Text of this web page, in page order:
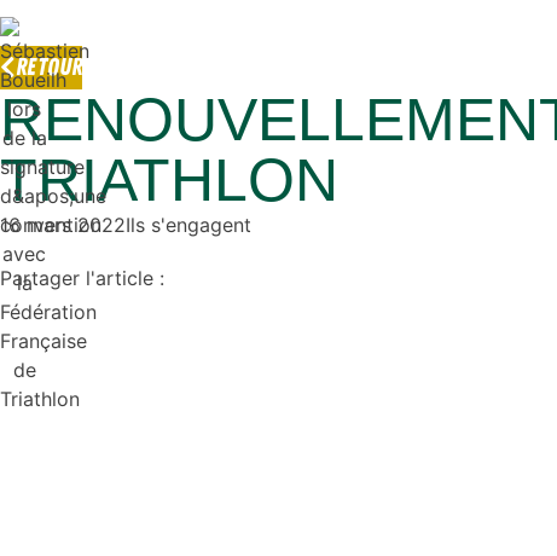
RETOUR
TRIATHLON
16 mars 2022Ils s'engagent
Partager l'article :